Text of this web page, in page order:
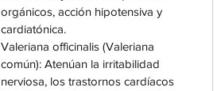
orgánicos, acción hipotensiva y
cardiatónica.
Valeriana officinalis (Valeriana
común): Atenúan la irritabilidad
nerviosa, los trastornos cardíacos